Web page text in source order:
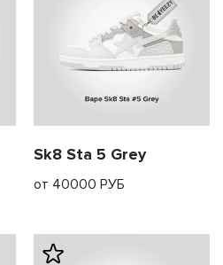
Sk8 Sta 5 Grey
от 40000 РУБ